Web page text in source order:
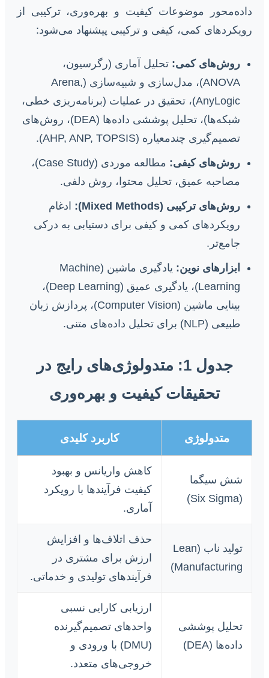
داده‌محور موضوعات کیفیت و بهره‌وری، ترکیبی از
رویکردهای کمی، کیفی و ترکیبی پیشنهاد می‌شود:
روش‌های کمی: تحلیل آماری (رگرسیون،
ANOVA)، مدل‌سازی و شبیه‌سازی (Arena,
AnyLogic)، تحقیق در عملیات (برنامه‌ریزی خطی،
شبکه‌ها)، تحلیل پوششی داده‌ها (DEA)، روش‌های
تصمیم‌گیری چندمعیاره (AHP, ANP, TOPSIS).
روش‌های کیفی:
مطالعه موردی (Case Study)،
مصاحبه عمیق، تحلیل محتوا، روش دلفی.
روش‌های ترکیبی (Mixed Methods):
ادغام
رویکردهای کمی و کیفی برای دستیابی به درکی
جامع‌تر.
ابزارهای نوین:
یادگیری ماشین (Machine
Learning)، یادگیری عمیق (Deep Learning)،
بینایی ماشین (Computer Vision)، پردازش زبان
طبیعی (NLP) برای تحلیل داده‌های متنی.
جدول 1: متدولوژی‌های رایج در
تحقیقات کیفیت و بهره‌وری
متدولوژی کاربرد کلیدی
شش سیگما
(Six Sigma)
کاهش واریانس و بهبود
کیفیت فرآیندها با رویکرد
آماری.
تولید ناب (Lean
Manufacturing)
حذف اتلاف‌ها و افزایش
ارزش برای مشتری در
فرآیندهای تولیدی و خدماتی.
تحلیل پوششی
داده‌ها (DEA)
ارزیابی کارایی نسبی
واحدهای تصمیم‌گیرنده
(DMU) با ورودی و
خروجی‌های متعدد.